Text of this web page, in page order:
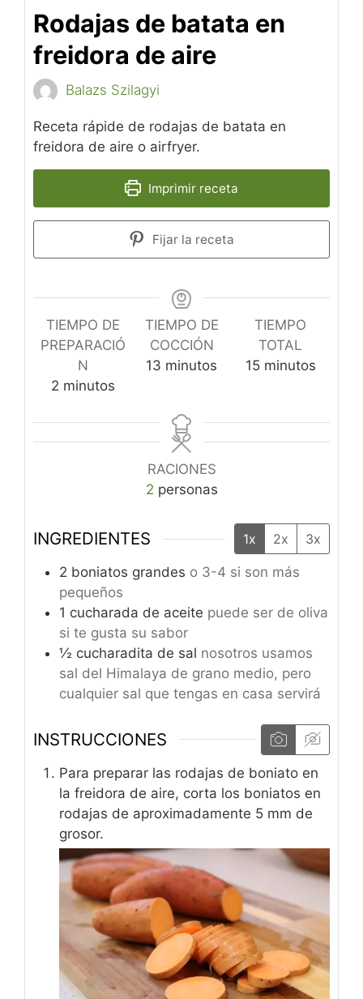
Rodajas de batata en
freidora de aire
Balazs Szilagyi
Receta rápide de rodajas de batata en
freidora de aire o airfryer.
Imprimir receta
Fijar la receta
TIEMPO DE
PREPARACIÓ
N
2minutos
minutos
TIEMPO DE
COCCIÓN
13 minutos
minutos
TIEMPO
TOTAL
15minutos
minutos
RACIONES
2 personas
INGREDIENTES 1x 2x 3x
2 boniatos grandes o 3-4 si son más
pequeños
1 cucharada de aceite puede ser de oliva
si te gusta su sabor
½ cucharadita de sal nosotros usamos
sal del Himalaya de grano medio, pero
cualquier sal que tengas en casa servirá
INSTRUCCIONES
Para preparar las rodajas de boniato en
la freidora de aire, corta los boniatos en
rodajas de aproximadamente 5 mm de
grosor.